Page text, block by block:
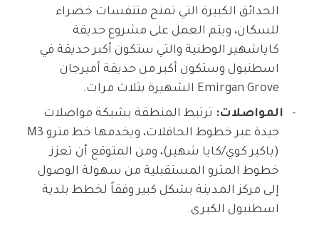
الحدائق الكبيرة التي تمنح متنفسات خضراء
للسكان، ويتم العمل على مشروع حديقة
كاياشهير الوطنية والتي ستكون أكبر حديقة في
اسطنبول وستكون أكبر من حديقة أميرجان
Emirgan Grove الشهيرة بثلاث مرات.
المواصلات: ترتبط المنطقة بشبكة مواصلات
جيدة عبر خطوط الحافلات، ويخدمها خط مترو M3
(باكير كوي/كايا شهير)، ومن المتوقع أن تعزز
خطوط المترو المستقبلية من سهولة الوصول
إلى مركز المدينة بشكل كبير وفقاً لخطط بلدية
اسطنبول الكبرى.